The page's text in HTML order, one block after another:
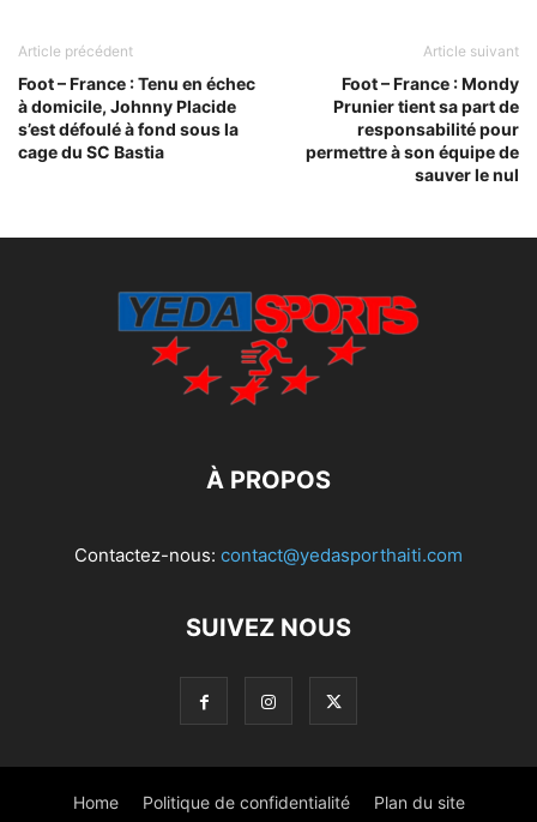
Article précédent
Foot – France : Tenu en échec
à domicile, Johnny Placide
s’est défoulé à fond sous la
cage du SC Bastia
Article suivant
Foot – France : Mondy
Prunier tient sa part de
responsabilité pour
permettre à son équipe de
sauver le nul
À PROPOS
Contactez-nous: contact@yedasporthaiti.com
SUIVEZ NOUS
Home Politique de confidentialité Plan du site